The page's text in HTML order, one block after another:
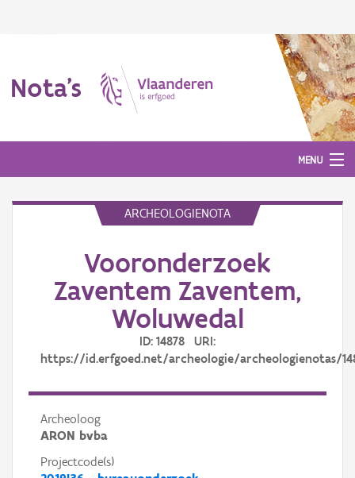
Nota's
MENU
ARCHEOLOGIENOTA
Vooronderzoek
Zaventem Zaventem,
Woluwedal
ID: 14878 URI:
https://id.erfgoed.net/archeologie/archeologienotas/
Archeoloog
ARON bvba
Projectcode(s)